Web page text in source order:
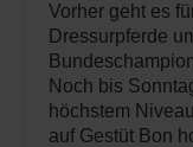
Vorher geht es
Dressurpferde
Noch bis
höchstem
auf Gestüt Bon